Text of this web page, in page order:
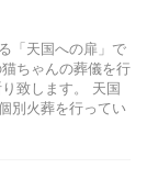
「天国への扉」で
ちゃんの葬儀を行
致します。 天国
別火葬を行ってい